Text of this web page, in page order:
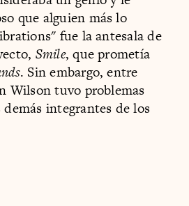
que alguien más lo
fue la antesala de
Smile, que prometía
. Sin embargo, entre
Wilson tuvo problemas
integrantes de los